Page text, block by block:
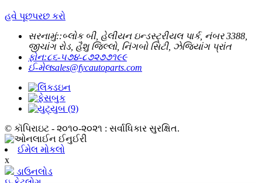
હવે પૂછપરછ કરો
સરનામું::બ્લોક બી, હેલીયન ઇન્ડસ્ટ્રીયલ પાર્ક, નંબર 3388,
જીચાંગ રોડ, હૈશુ જિલ્લો, નિંગબો સિટી, ઝેજિયાંગ પ્રાંત
ફોન:૮૬-૫૭૪-૮૭૨૭૭૧૯૯
ઈ-મેલsales@fycautoparts.com
© કૉપિરાઇટ - ૨૦૧૦-૨૦૨૧ : સર્વાધિકાર સુરક્ષિત.
ઈમેલ મોકલો
x
ડાઉનલોડ